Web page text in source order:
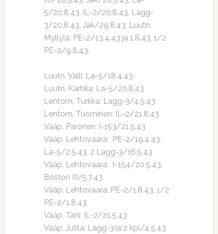
5/20.8.43, IL-2/20.8.43, Lagg-
3/20.8.43, Jak/29.8.43. Luutn.
Myllylä: PE-2/13.4.43 ja 1.8.43, 1/2
PE-2/9.8.43.
Luutn. Valli: La-5/18.4.43
Luutn. Karhila: La-5/20.8.43
Lentom. Turkka: Lagg-3/4.5.43
Lentom. Tuominen: IL-2/21.8.43
Vääp. Paronen: I-153/21.5.43
Vääp. Lehtovaara: PE-2/19.4.43,
La-5/2.5.43, 2 Lagg-3/16.5.43
Vääp. Lehtovaara: I-154/20.5.43,
Boston III/5.7.43
Vääp. Lehtovaara: PE-2/1.8.43, 1/2
PE-2/1.8.43
Vääp. Tani: IL-2/21.5.43
Vääp. Jutila: Lagg-3:ia 2 kpl/4.5.43